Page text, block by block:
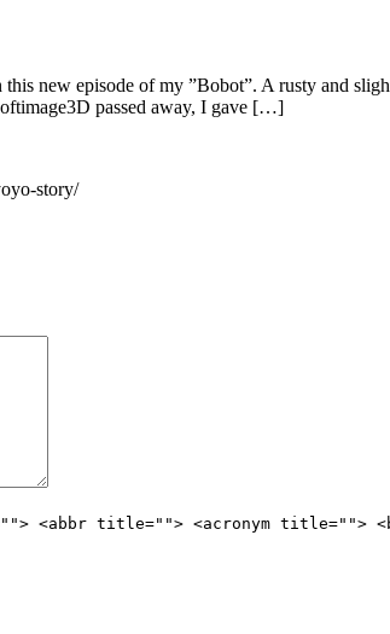
new episode of my ”Bobot”. A rusty and
passed away, I gave […]
story/
<abbr title=""> <acronym title="">